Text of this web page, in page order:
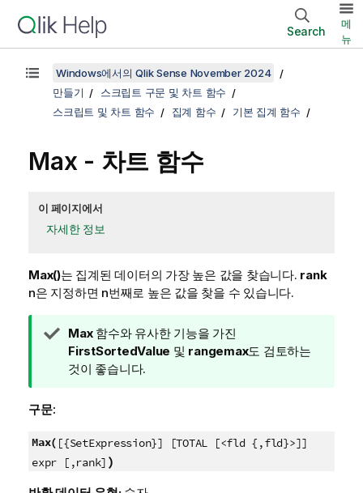
Search
메
뉴
Windows에서의 Qlik Sense November 2024
만들기
스크립트 구문 및 차트 함수
스크립트 및 차트 함수
집계 함수 기본 집계 함수
Max - 차트 함수
이 페이지에서
자세한 정보
Max()는 집계된 데이터의 가장 높은 값을 찾습니다. rank
n은 지정하면 n번째로 높은 값을 찾을 수 있습니다.
팁
메
모
Max함수와 유사한 기능을 가진
FirstSortedValue 및 rangemax도 검토하는
것이 좋습니다.
구문:
Max( [{SetExpression}] [TOTAL [<fld {,fld}>]]
expr [,rank] )